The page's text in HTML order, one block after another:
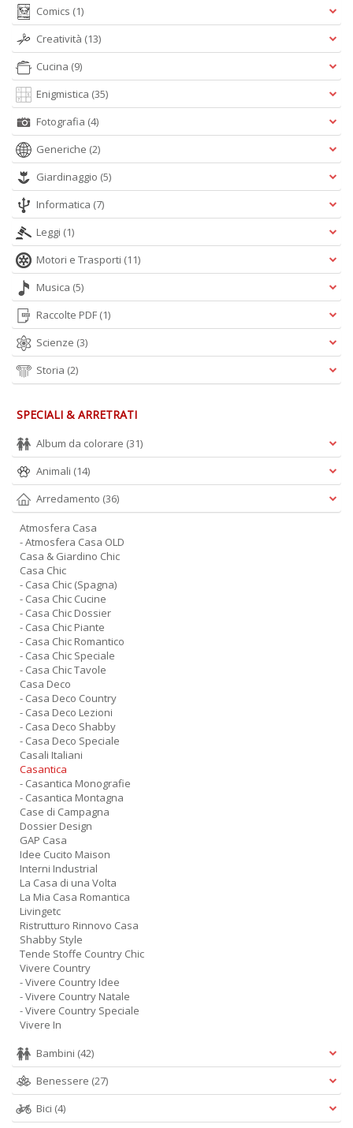
Comics (1)
Creatività (13)
Cucina (9)
Enigmistica (35)
Fotografia (4)
Generiche (2)
Giardinaggio (5)
Informatica (7)
Leggi (1)
Motori e Trasporti (11)
Musica (5)
Raccolte PDF (1)
Scienze (3)
Storia (2)
SPECIALI & ARRETRATI
Album da colorare (31)
Animali (14)
Arredamento (36)
Atmosfera Casa
- Atmosfera Casa OLD
Casa & Giardino Chic
Casa Chic
- Casa Chic (Spagna)
- Casa Chic Cucine
- Casa Chic Dossier
- Casa Chic Piante
- Casa Chic Romantico
- Casa Chic Speciale
- Casa Chic Tavole
Casa Deco
- Casa Deco Country
- Casa Deco Lezioni
- Casa Deco Shabby
- Casa Deco Speciale
Casali Italiani
Casantica
- Casantica Monografie
- Casantica Montagna
Case di Campagna
Dossier Design
GAP Casa
Idee Cucito Maison
Interni Industrial
La Casa di una Volta
La Mia Casa Romantica
Livingetc
Ristrutturo Rinnovo Casa
Shabby Style
Tende Stoffe Country Chic
Vivere Country
- Vivere Country Idee
- Vivere Country Natale
- Vivere Country Speciale
Vivere In
Bambini (42)
Benessere (27)
Bici (4)